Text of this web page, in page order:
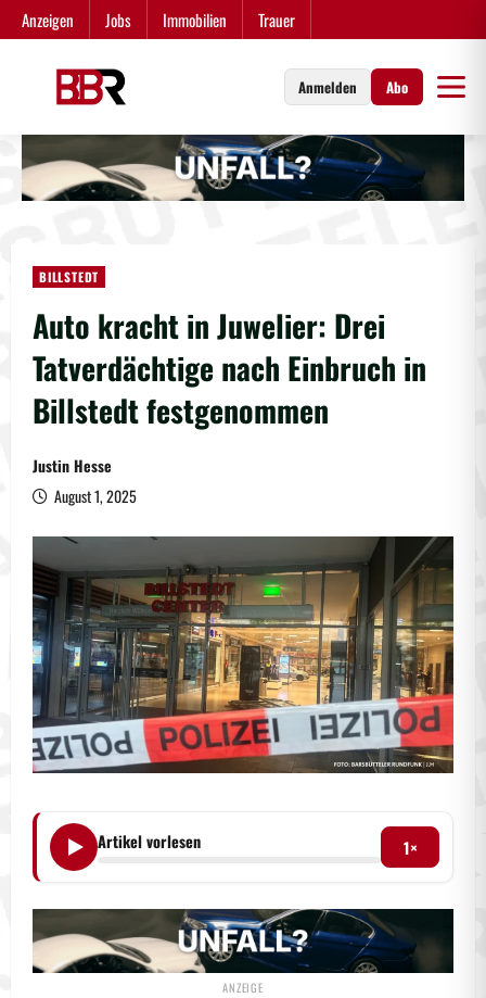
Zum
Inhalt
Anzeigen Jobs Immobilien Trauer
Anmelden Abo
BILLSTEDT
Auto kracht in Juwelier: Drei
Tatverdächtige nach Einbruch in
Billstedt festgenommen
Justin Hesse
August 1, 2025
Artikel vorlesen 1×